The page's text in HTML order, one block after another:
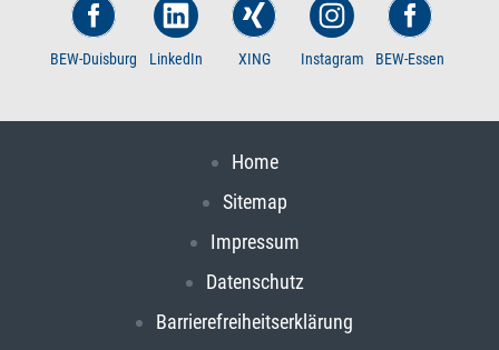
BEW-Duisburg LinkedIn XING Instagram BEW-Essen
Home
Sitemap
Impressum
Datenschutz
Barrierefreiheitserklärung